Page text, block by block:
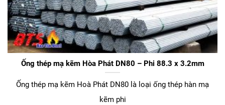
Ống thép mạ kẽm Hòa Phát DN80 – Phi 88.3 x 3.2mm
Ống thép mạ kẽm Hoà Phát DN80 là loại ống thép hàn mạ
kẽm phi